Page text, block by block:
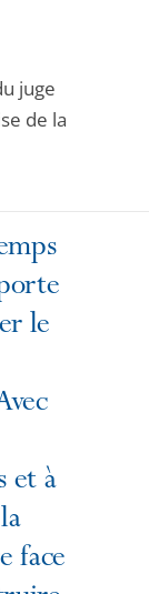
juge
de la
le
et à
face